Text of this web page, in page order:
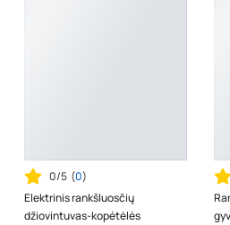
0/5 (0)
Elektrinis rankšluosčių
džiovintuvas-kopėtėlės